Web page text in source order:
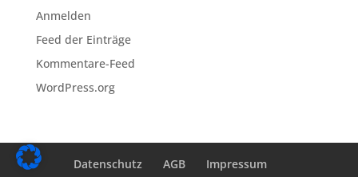
Anmelden
Feed der Einträge
Kommentare-Feed
WordPress.org
Datenschutz AGB Impressum